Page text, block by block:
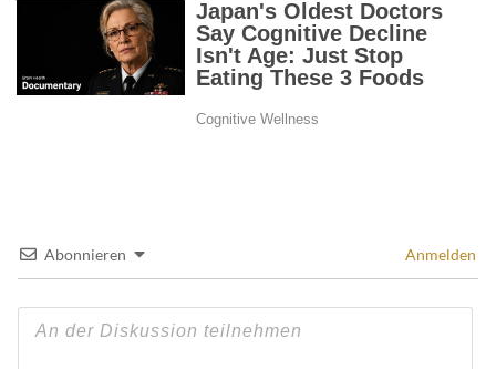
Abonnieren Anmelden